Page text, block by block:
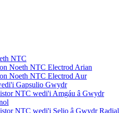
NTC
Noeth NTC Electrod Arian
Noeth NTC Electrod Aur
Gapsulio Gwydr
NTC wedi'i Amgáu â Gwydr
NTC wedi'i Selio â Gwydr Radial